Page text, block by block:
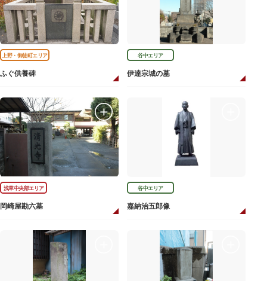
上野・御徒町エリア
ふぐ供養碑
谷中エリア
伊達宗城の墓
浅草中央部エリア
岡崎屋勘六墓
谷中エリア
嘉納治五郎像